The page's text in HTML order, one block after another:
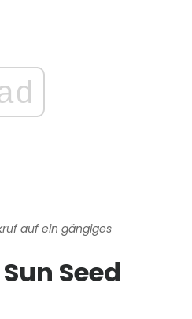
auf ein gängiges
Seed